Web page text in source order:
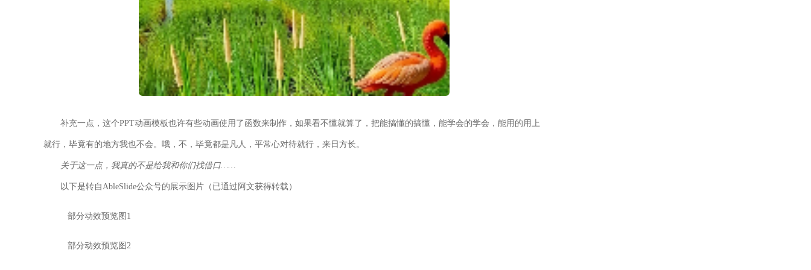
补充一点，这个PPT动画模板也许有些动画使用了函数来制作，如果看不懂就算了，把能搞懂的搞懂，能学会的学会，能用的用上
就行，毕竟有的地方我也不会。哦，不，毕竟都是凡人，平常心对待就行，来日方长。
关于这一点，我真的不是给我和你们找借口……
以下是转自AbleSlide公众号的展示图片（已通过阿文获得转载）
部分动效预览图1
部分动效预览图2